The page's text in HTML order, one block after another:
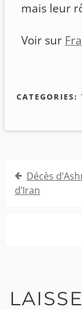
mais leur
Voir sur
CATEGORIES:
Navigation
de
Décès
d’Iran